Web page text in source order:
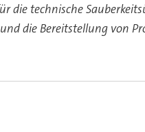
die technische
die Bereitstellung von